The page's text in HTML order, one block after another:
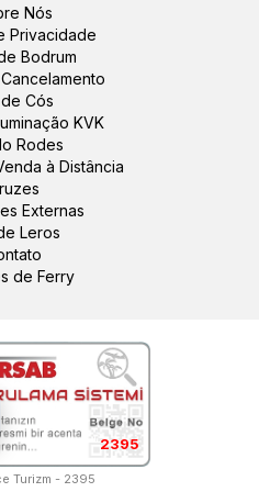
Sítios e Compras em
pequeno grupo de amigos
van Mercedes, e
pareceu quase privado
Houve um pouco de
as compras,
jornada muito tranquila e
Sítios e Compras em
Nós
Privacidade
Bodrum
Cós
KVK
Rodes
à Distância
Externas
Leros
de Ferry
2395
Turizm - 2395